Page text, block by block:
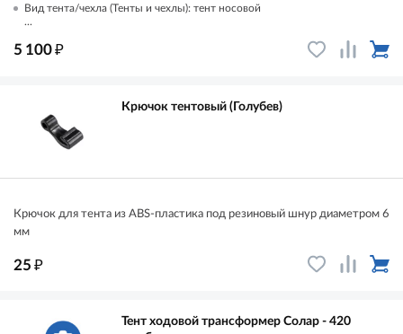
Вид тента/чехла (Тенты и чехлы): тент носовой
...
5 100₽
Крючок тентовый (Голубев)
Крючок для тента из ABS-пластика под резиновый шнур диаметром 6
мм
25₽
Тент ходовой трансформер Солар - 420